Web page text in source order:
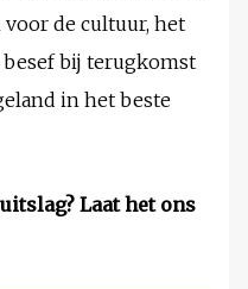
de cultuur, het
bij terugkomst
in het beste
Laat het ons